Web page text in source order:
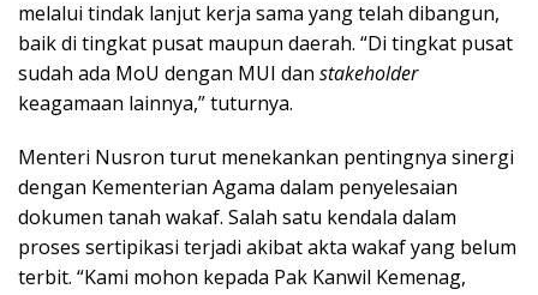
melalui tindak lanjut kerja sama yang telah dibangun,
baik di tingkat pusat maupun daerah. “Di tingkat pusat
sudah ada MoU dengan MUI dan stakeholder
keagamaan lainnya,” tuturnya.
Menteri Nusron turut menekankan pentingnya sinergi
dengan Kementerian Agama dalam penyelesaian
dokumen tanah wakaf. Salah satu kendala dalam
proses sertipikasi terjadi akibat akta wakaf yang belum
terbit. “Kami mohon kepada Pak Kanwil Kemenag,